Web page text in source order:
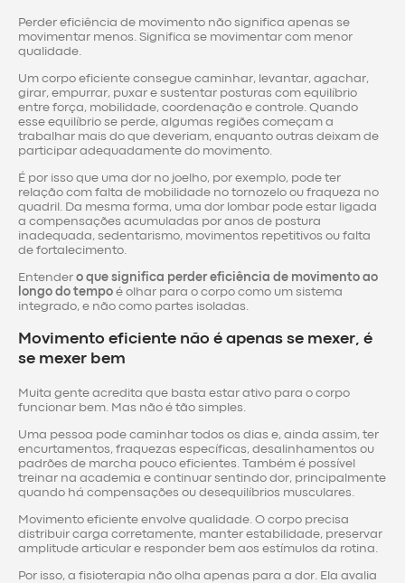
Perder eficiência de movimento não significa apenas se
movimentar menos. Significa se movimentar com menor
qualidade.
Um corpo eficiente consegue caminhar, levantar, agachar,
girar, empurrar, puxar e sustentar posturas com equilíbrio
entre força, mobilidade, coordenação e controle. Quando
esse equilíbrio se perde, algumas regiões começam a
trabalhar mais do que deveriam, enquanto outras deixam de
participar adequadamente do movimento.
É por isso que uma dor no joelho, por exemplo, pode ter
relação com falta de mobilidade no tornozelo ou fraqueza no
quadril. Da mesma forma, uma dor lombar pode estar ligada
a compensações acumuladas por anos de postura
inadequada, sedentarismo, movimentos repetitivos ou falta
de fortalecimento.
Entender o que significa perder eficiência de movimento ao
longo do tempo é olhar para o corpo como um sistema
integrado, e não como partes isoladas.
Movimento eficiente não é apenas se mexer, é
se mexer bem
Muita gente acredita que basta estar ativo para o corpo
funcionar bem. Mas não é tão simples.
Uma pessoa pode caminhar todos os dias e, ainda assim, ter
encurtamentos, fraquezas específicas, desalinhamentos ou
padrões de marcha pouco eficientes. Também é possível
treinar na academia e continuar sentindo dor, principalmente
quando há compensações ou desequilíbrios musculares.
Movimento eficiente envolve qualidade. O corpo precisa
distribuir carga corretamente, manter estabilidade, preservar
amplitude articular e responder bem aos estímulos da rotina.
Por isso, a fisioterapia não olha apenas para a dor. Ela avalia